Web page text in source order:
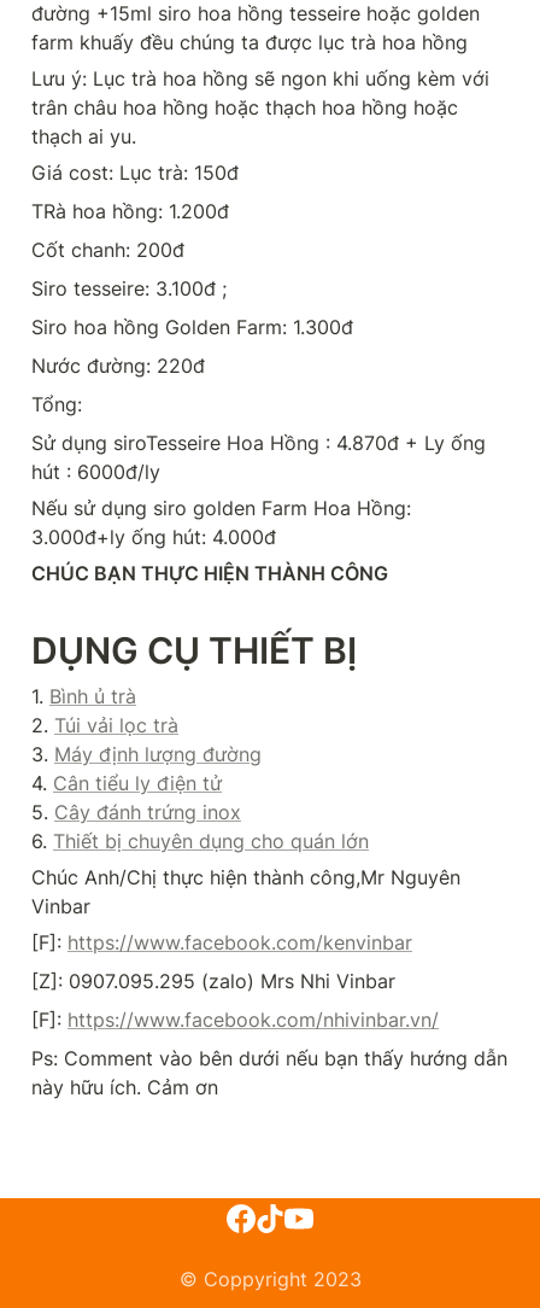
đường +15ml siro hoa hồng tesseire hoặc golden
farm khuấy đều chúng ta được lục trà hoa hồng
Lưu ý: Lục trà hoa hồng sẽ ngon khi uống kèm với
trân châu hoa hồng hoặc thạch hoa hồng hoặc
thạch ai yu.
Giá cost: Lục trà: 150đ
TRà hoa hồng: 1.200đ
Cốt chanh: 200đ
Siro tesseire: 3.100đ ;
Siro hoa hồng Golden Farm: 1.300đ
Nước đường: 220đ
Tổng:
Sử dụng siroTesseire Hoa Hồng : 4.870đ + Ly ống
hút : 6000đ/ly
Nếu sử dụng siro golden Farm Hoa Hồng:
3.000đ+ly ống hút: 4.000đ
CHÚC BẠN THỰC HIỆN THÀNH CÔNG
DỤNG CỤ THIẾT BỊ
1. Bình ủ trà
2. Túi vải lọc trà
3. Máy định lượng đường
4. Cân tiểu ly điện tử
5. Cây đánh trứng inox
6. Thiết bị chuyên dụng cho quán lớn
Chúc Anh/Chị thực hiện thành công,Mr Nguyên
Vinbar
[F]: https://www.facebook.com/kenvinbar
[Z]: 0907.095.295 (zalo) Mrs Nhi Vinbar
[F]: https://www.facebook.com/nhivinbar.vn/
Ps: Comment vào bên dưới nếu bạn thấy hướng dẫn
này hữu ích. Cảm ơn
© Coppyright 2023